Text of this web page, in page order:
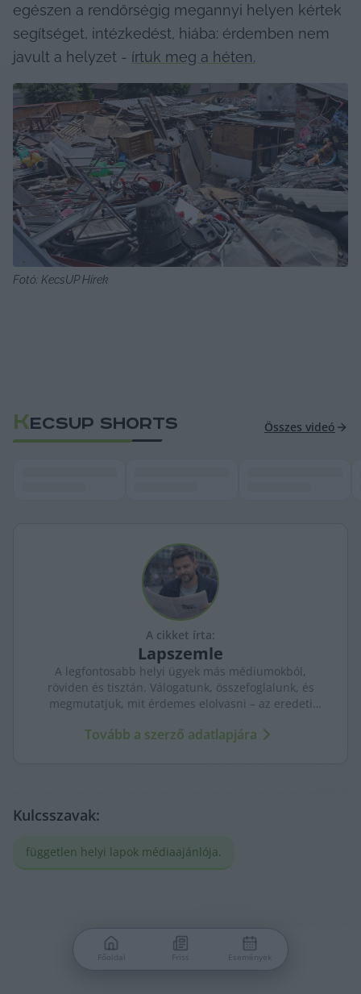
egészen a rendőrségig megannyi helyen kértek
segítséget, intézkedést, hiába: érdemben nem
javult a helyzet - írtuk meg a héten.
Fotó: KecsUP Hírek
KECSUP SHORTS Összes videó
A cikket írta:
Lapszemle
A legfontosabb helyi ügyek más médiumokból,
röviden és tisztán. Válogatunk, összefoglalunk, és
megmutatjuk, mit érdemes elolvasni – az eredeti
Tovább a szerző adatlapjára
Kulcsszavak:
független helyi lapok médiaajánlója.
Főoldal Friss Események